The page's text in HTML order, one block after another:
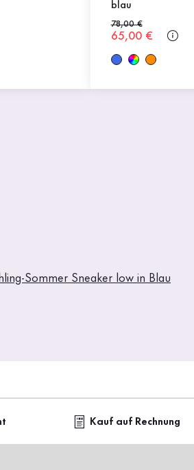
blau
Alter Preis
78,00 €
Neuer Preis
65,00 €
Sommer Sneaker low in Blau
Kauf auf Rechnung